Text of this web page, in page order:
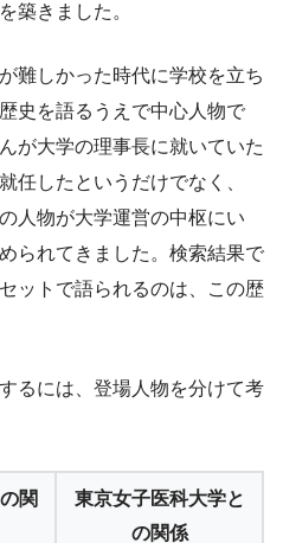
築きました。
難しかった時代に学校を立ち
史を語るうえで中心人物で
が大学の理事長に就いていた
任したというだけでなく、
人物が大学運営の中枢にい
られてきました。検索結果で
ットで語られるのは、この歴
るには、登場人物を分けて考
関
東京女子医科大学と
の関係